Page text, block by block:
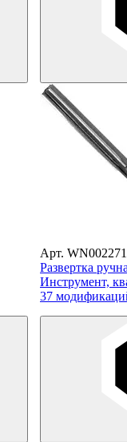
Арт.
Развертка
Инструмент,
37